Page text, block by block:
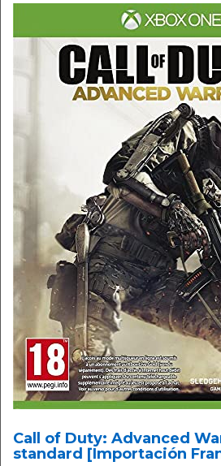
Call of Duty: Advanced
standard [Importación